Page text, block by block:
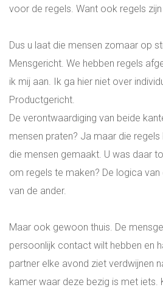
voor de regels. Want ook regels
Dus u laat die mensen zomaar op
Mensgericht. We hebben regels
ik mij aan. Ik ga hier niet over
Productgericht.
De verontwaardiging van beide
mensen praten? Ja maar die
die mensen gemaakt. U was daar
om regels te maken? De logica
van de ander.
Maar ook gewoon thuis. De
persoonlijk contact wilt hebben en
partner elke avond ziet verdwijnen
kamer waar deze bezig is met iets.